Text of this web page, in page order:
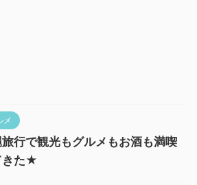
メ
行で観光もグルメもお酒も満喫
きた★